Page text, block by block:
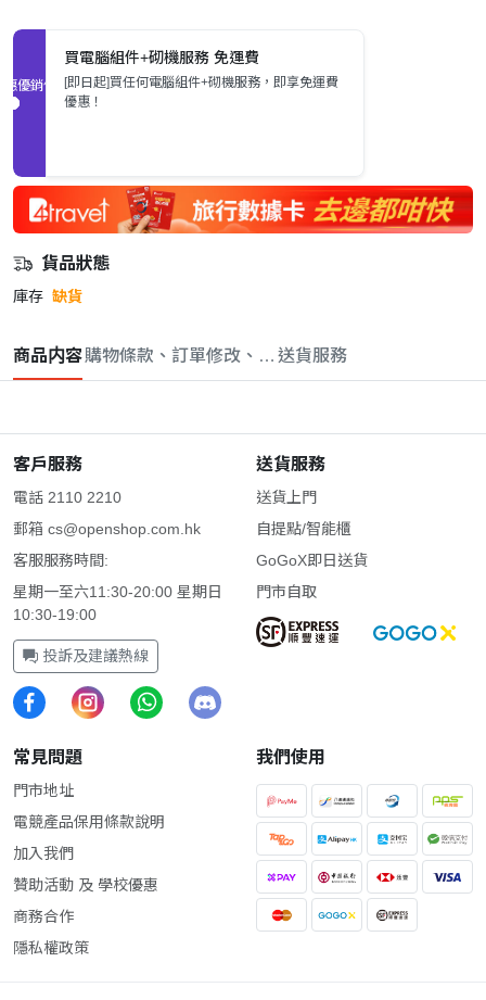
促銷優惠
買電腦組件+砌機服務 免運費
[即日起]買任何電腦組件+砌機服務，即享免運費
優惠！
貨品狀態
庫存 缺貨
商品内容購物條款、訂單修改、取消與退款政策
送貨服務
客戶服務
電話 2110 2210
郵箱 cs@openshop.com.hk
客服服務時間:
星期一至六11:30-20:00 星期日
10:30-19:00
投訴及建議熱線
送貨服務
送貨上門
自提點/智能櫃
GoGoX即日送貨
門市自取
常見問題
門市地址
電競產品保用條款說明
加入我們
贊助活動 及 學校優惠
商務合作
隱私權政策
我們使用